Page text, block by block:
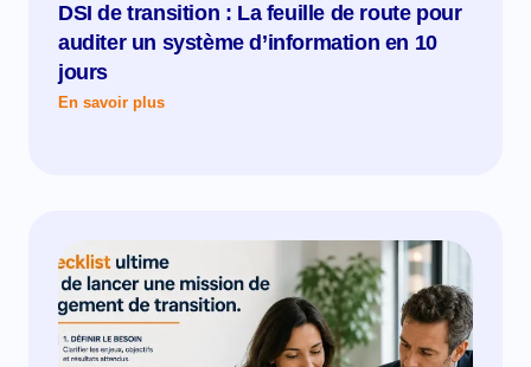
DSI de transition : La feuille de route pour
auditer un système d’information en 10
jours
En savoir plus